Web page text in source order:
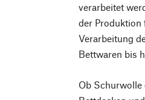
verarbeitet
der
Verarbeitung
Bettwaren bis
Ob Schurwolle